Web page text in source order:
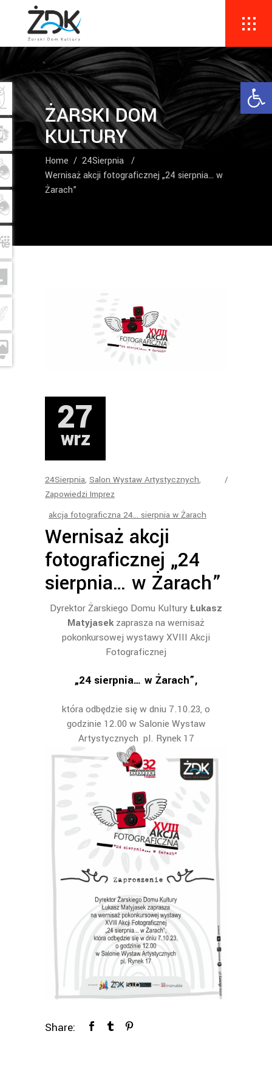
ŻARSKI DOM
KULTURY
Home / 24Sierpnia /
Wernisaż akcji fotograficznej „24 sierpnia… w
Żarach”
27
wrz
24Sierpnia, Salon Wystaw Artystycznych,
Zapowiedzi Imprez
akcja fotograficzna 24... sierpnia w Żarach
Wernisaż akcji
fotograficznej „24
sierpnia… w Żarach”
Dyrektor Żarskiego Domu KulturyŁukasz
Matyjasekzaprasza na wernisaż
pokonkursowej wystawy XVIII Akcji
Fotograficznej
„24 sierpnia… w Żarach”,
która odbędzie się w dniu 7.10.23, o
godzinie 12.00 w Salonie Wystaw
Artystycznych pl. Rynek 17
Share: